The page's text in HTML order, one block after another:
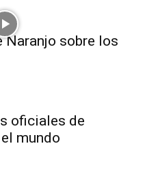
Naranjo sobre los
oficiales de
mundo